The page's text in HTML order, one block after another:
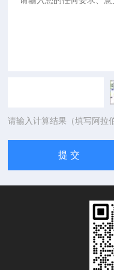
请输入计算结果（填写阿拉